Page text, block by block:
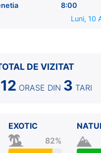
8:00
Luni, 10
DE VIZITAT
12 ORASE DIN 3 TARI
EXOTIC
82%